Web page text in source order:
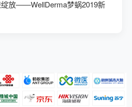
放——WellDerma梦蜗2019新